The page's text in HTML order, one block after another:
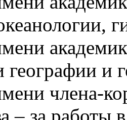
географии и
члена-